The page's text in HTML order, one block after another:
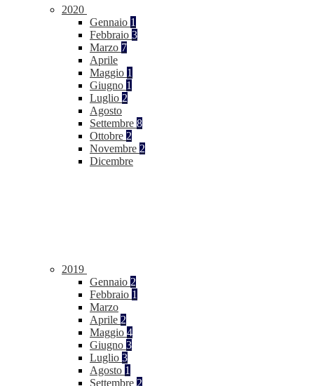
2020
Gennaio 1
Febbraio 3
Marzo 7
Aprile
Maggio 1
Giugno 1
Luglio 2
Agosto
Settembre 8
Ottobre 2
Novembre 2
Dicembre
2019
Gennaio 2
Febbraio 1
Marzo
Aprile 2
Maggio 4
Giugno 3
Luglio 3
Agosto 1
Settembre 2